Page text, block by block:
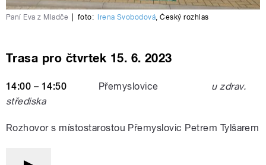
Paní Eva z Mladče foto: Irena Svobodová,Český rozhlas
Trasa pro čtvrtek 15. 6. 2023
14:00 – 14:50 Přemyslovice
u zdrav.
střediska
Rozhovor s místostarostou Přemyslovic Petrem Tylšarem